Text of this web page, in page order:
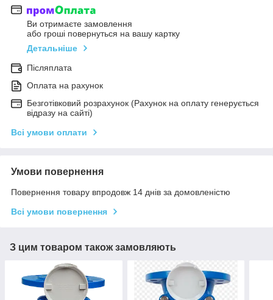
Ви отримаєте замовлення
або гроші повернуться на вашу картку
Детальніше
Післяплата
Оплата на рахунок
Безготівковий розрахунок (Рахунок на оплату генерується
відразу на сайті)
Всі умови оплати
Умови повернення
Повернення товару впродовж 14 днів за домовленістю
Всі умови повернення
З цим товаром також замовляють